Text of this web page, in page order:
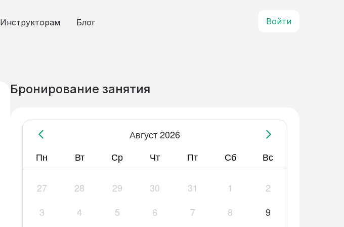
Инструкторам Блог Войти
Бронирование занятия
Август 2026
Пн
Вт Ср Чт Пт Сб Вс
27 28 29 30 31 1
2
3
4 5 6 7 8
9